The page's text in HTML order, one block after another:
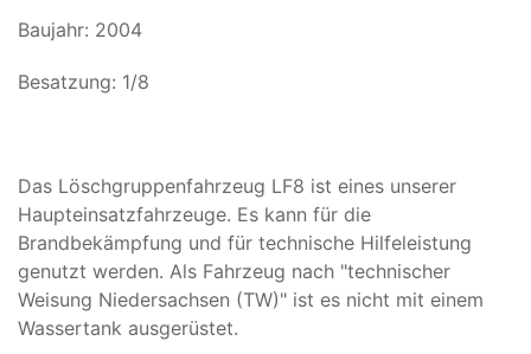
Baujahr: 2004
Besatzung: 1/8
Das Löschgruppenfahrzeug LF8 ist eines unserer
Haupteinsatzfahrzeuge. Es kann für die
Brandbekämpfung und für technische Hilfeleistung
genutzt werden. Als Fahrzeug nach "technischer
Weisung Niedersachsen (TW)" ist es nicht mit einem
Wassertank ausgerüstet.